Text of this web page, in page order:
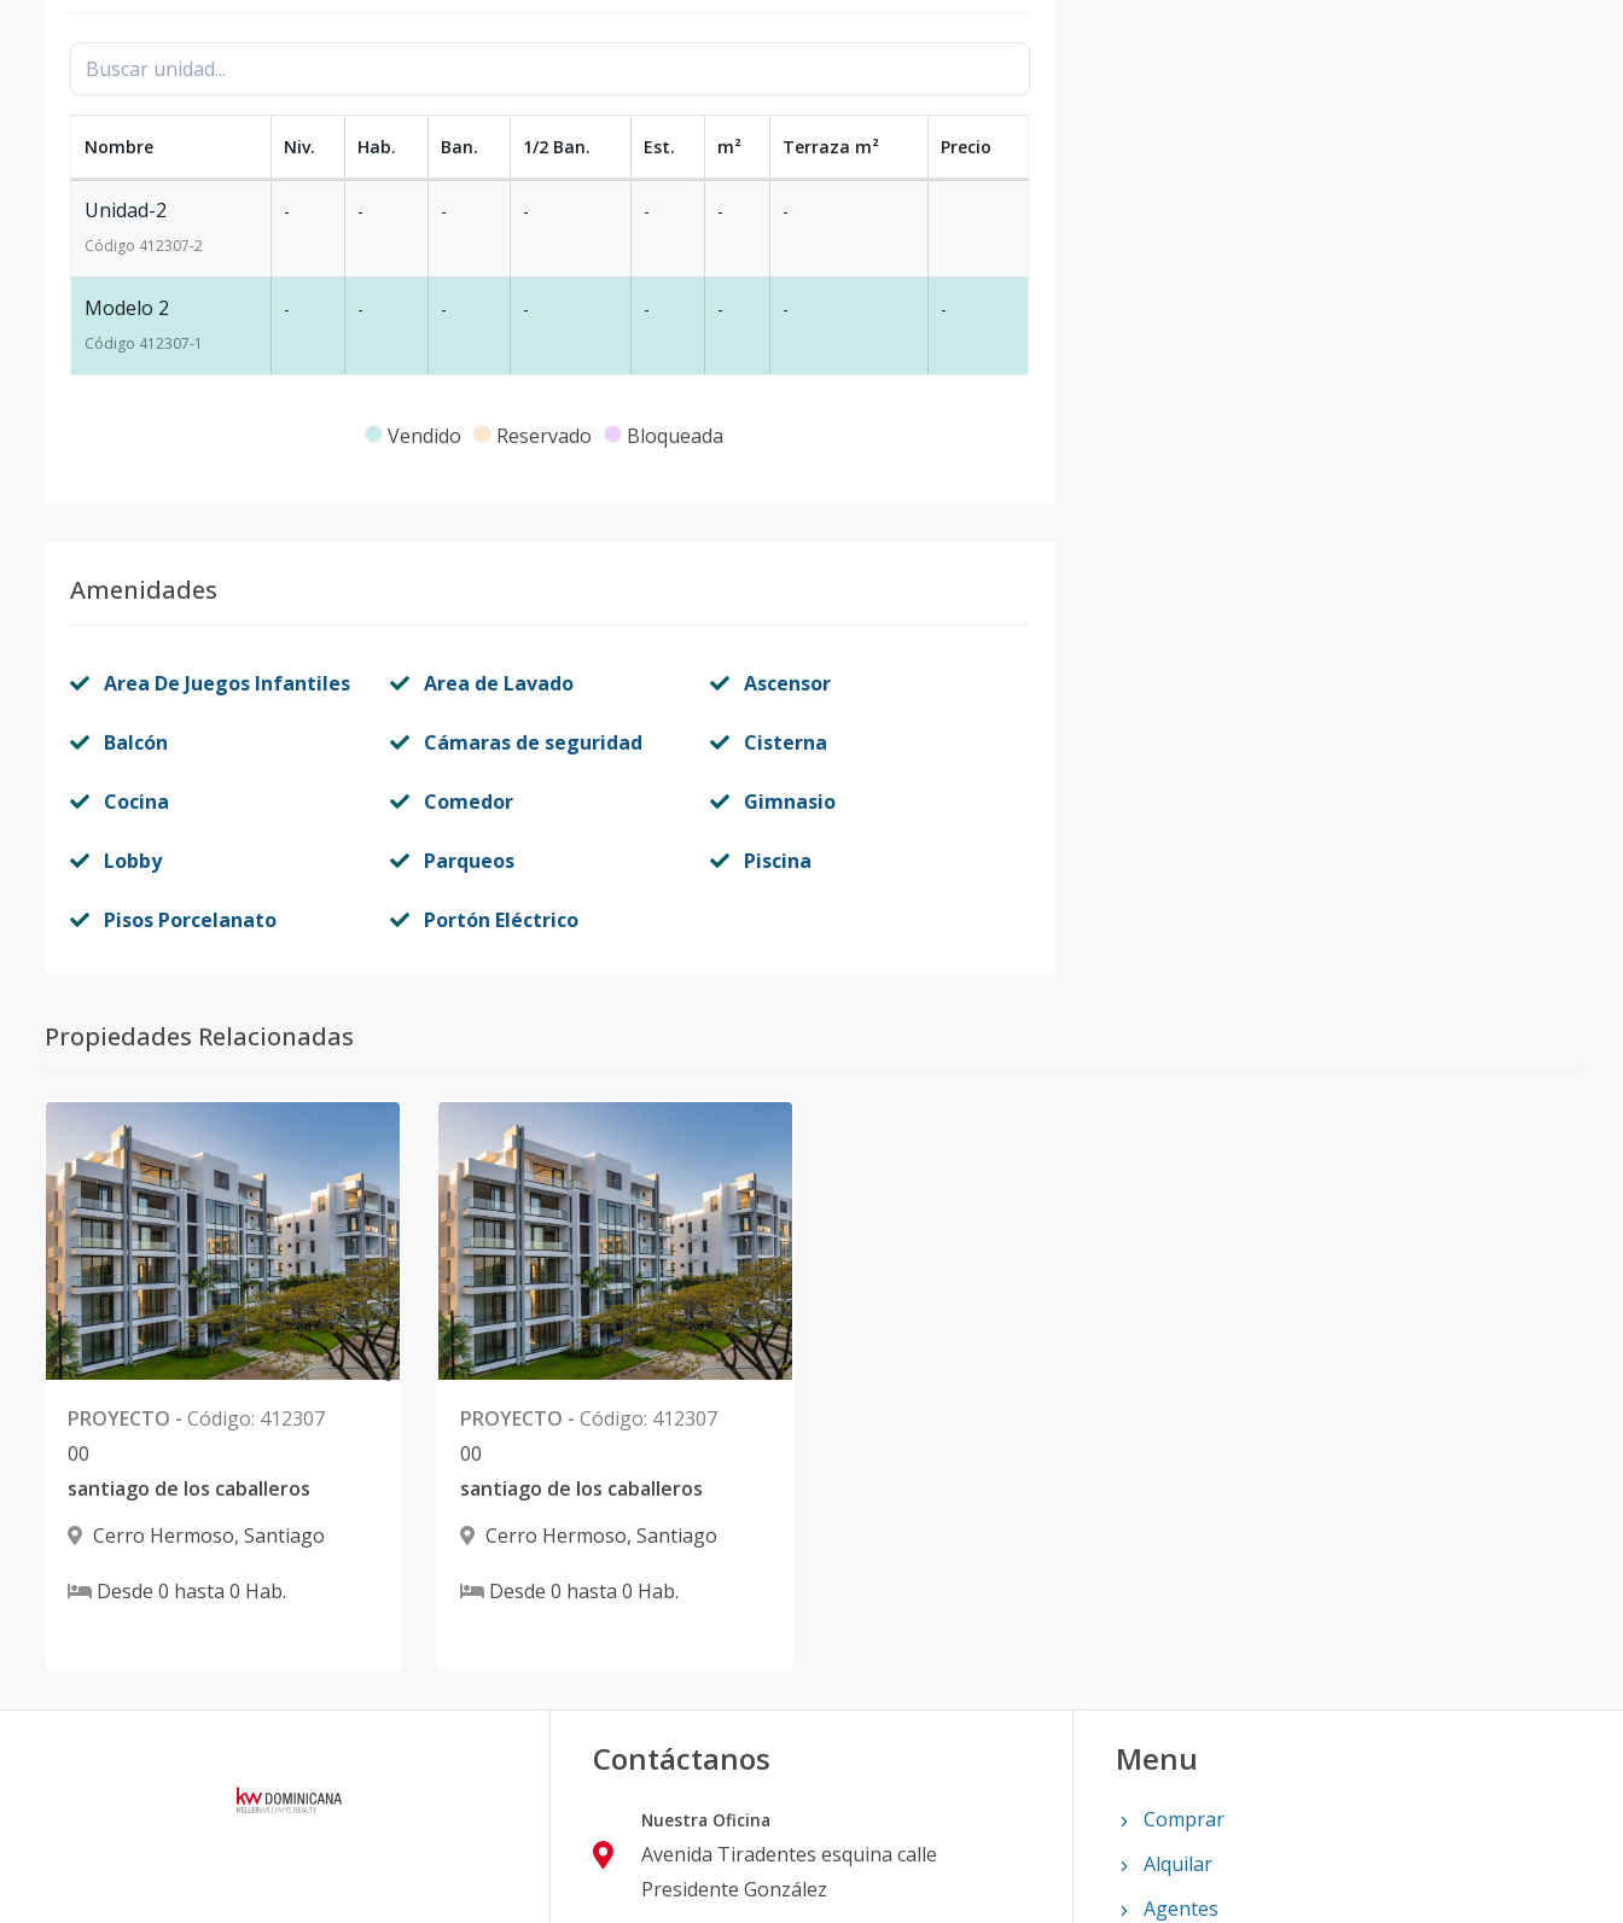
Nombre Niv. Hab. Ban. 1/2 Ban. Est. m² Terraza m² Precio
Unidad-2
Código 412307-2
- - - - - - -
Modelo 2
Código 412307-1
- - - - - - - -
Vendido Reservado Bloqueada
Amenidades
Area De Juegos Infantiles Area de Lavado Ascensor
Balcón Cámaras de seguridad Cisterna
Cocina Comedor Gimnasio
Lobby Parqueos Piscina
Pisos Porcelanato Portón Eléctrico
Propiedades Relacionadas
0
PROYECTO - Código: 412307
00
santiago de los caballeros
Cerro Hermoso, Santiago
Desde 0 hasta 0 Hab.
PROYECTO - Código: 412307
00
santiago de los caballeros
Cerro Hermoso, Santiago
Desde 0 hasta 0 Hab.
Contáctanos
Nuestra Oficina
Avenida Tiradentes esquina calle
Presidente González
Menu
Comprar
Alquilar
Agentes